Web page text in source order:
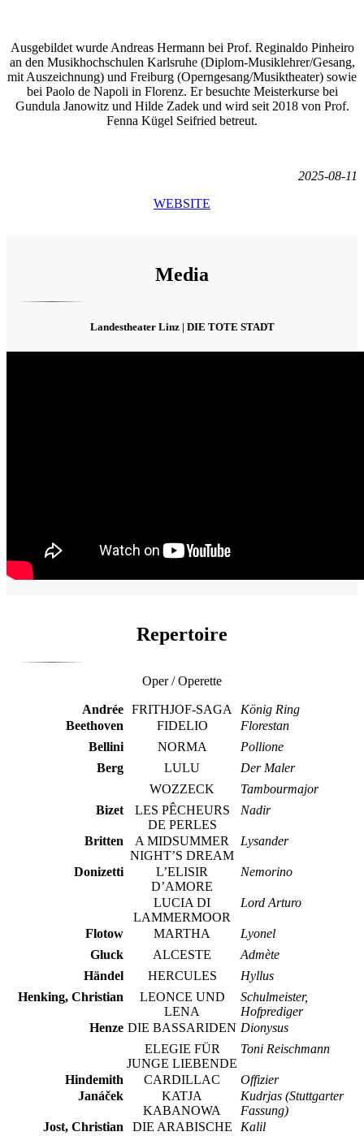
Ausgebildet wurde Andreas Hermann bei Prof. Reginaldo Pinheiro
an den Musikhochschulen Karlsruhe (Diplom-Musiklehrer/Gesang,
mit Auszeichnung) und Freiburg (Operngesang/Musiktheater) sowie
bei Paolo de Napoli in Florenz. Er besuchte Meisterkurse bei
Gundula Janowitz und Hilde Zadek und wird seit 2018 von Prof.
Fenna Kügel Seifried betreut.
2025-08-11
WEBSITE
Media
Landestheater Linz | DIE TOTE STADT
Repertoire
Oper / Operette
Andrée FRITHJOF-SAGA
König Ring
Beethoven
FIDELIO
Florestan
Bellini
NORMA
Pollione
Berg
LULU
Der Maler
WOZZECK
Tambourmajor
Bizet
LES PÊCHEURS
DE PERLES
Nadir
Britten
A MIDSUMMER
NIGHT’S DREAM
Lysander
Donizetti
L’ELISIR
D’AMORE
Nemorino
LUCIA DI
LAMMERMOOR
Lord Arturo
Flotow MARTHA
Lyonel
Gluck
ALCESTE
Admète
Händel
HERCULES
Hyllus
Henking, Christian
LEONCE UND
LENA
Schulmeister,
Hofprediger
Henze DIE BASSARIDEN Dionysus
ELEGIE FÜR
JUNGE LIEBENDE
Toni Reischmann
Hindemith CARDILLAC
Offizier
Janáček
KATJA
KABANOWA
Kudrjas (Stuttgarter
Fassung)
Jost, Christian
DIE ARABISCHE
Kalil